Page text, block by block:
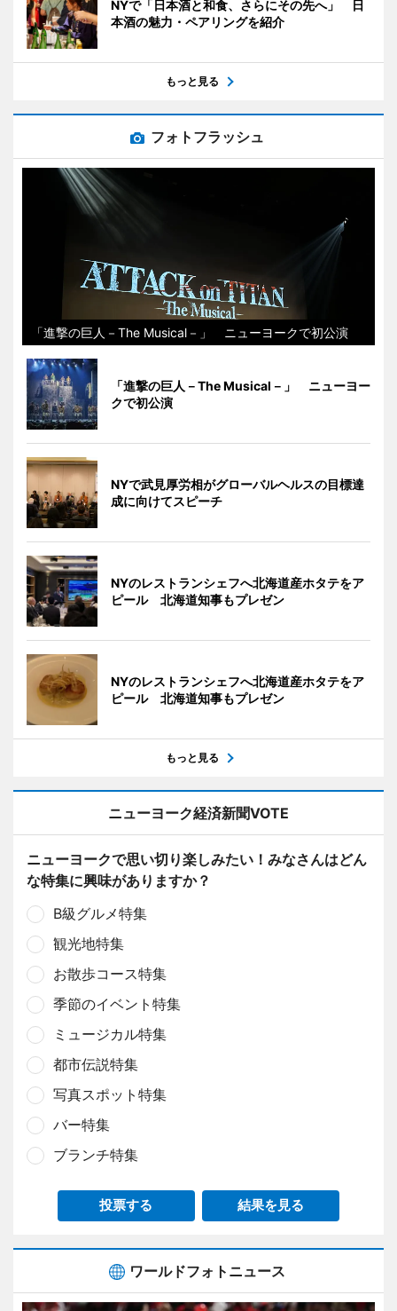
NYで「日本酒と和食、さらにその先へ」 日
本酒の魅力・ペアリングを紹介
もっと見る
フォトフラッシュ
「進撃の巨人－The Musical－」 ニューヨークで初公演
「進撃の巨人－The Musical－」 ニューヨー
クで初公演
NYで武見厚労相がグローバルヘルスの目標達
成に向けてスピーチ
NYのレストランシェフへ北海道産ホタテをア
ピール 北海道知事もプレゼン
NYのレストランシェフへ北海道産ホタテをア
ピール 北海道知事もプレゼン
もっと見る
ニューヨーク経済新聞VOTE
ニューヨークで思い切り楽しみたい！みなさんはどん
な特集に興味がありますか？
B級グルメ特集
観光地特集
お散歩コース特集
季節のイベント特集
ミュージカル特集
都市伝説特集
写真スポット特集
バー特集
ブランチ特集
投票する 結果を見る
ワールドフォトニュース